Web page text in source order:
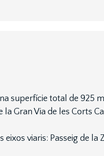
superfície total de 925
Gran Via de les Corts
viaris: Passeig de la